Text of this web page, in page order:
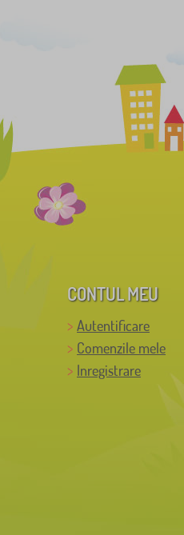
CONTUL MEU
Autentificare
Comenzile mele
Inregistrare